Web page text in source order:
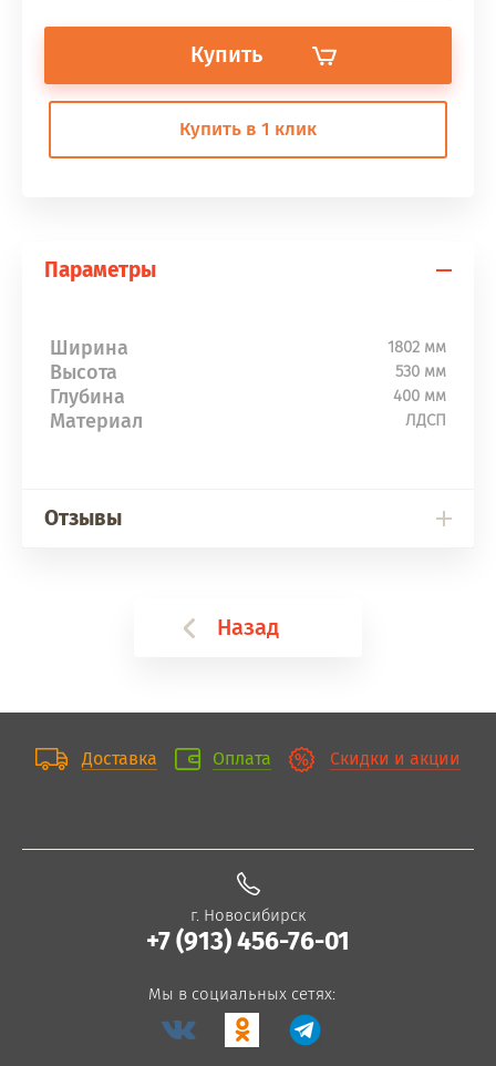
Купить
Купить в 1 клик
Параметры
Ширина 1802 мм
Высота 530 мм
Глубина 400 мм
Материал ЛДСП
Отзывы
Назад
Доставка Оплата Скидки и акции
г. Новосибирск
+7 (913) 456-76-01
Мы в социальных сетях: